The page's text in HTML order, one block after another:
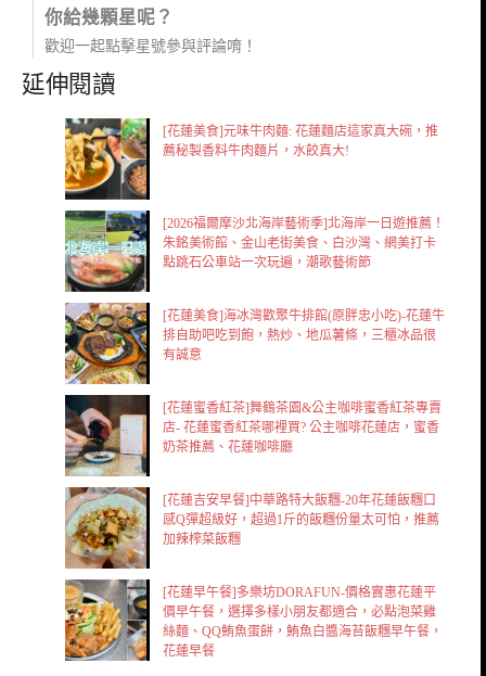
你給幾顆星呢？
歡迎一起點擊星號參與評論唷！
延伸閱讀
[花蓮美食]元味牛肉麵: 花蓮麵店這家真大碗，推
薦秘製香料牛肉麵片，水餃真大!
[2026福爾摩沙北海岸藝術季]北海岸一日遊推薦！
朱銘美術館、金山老街美食、白沙灣、網美打卡
點跳石公車站一次玩遍，潮歌藝術節
[花蓮美食]海冰灣歡聚牛排館(原胖忠小吃)-花蓮牛
排自助吧吃到飽，熱炒、地瓜薯條，三櫃冰品很
有誠意
[花蓮蜜香紅茶]舞鶴茶園&公主咖啡蜜香紅茶專賣
店- 花蓮蜜香紅茶哪裡買? 公主咖啡花蓮店，蜜香
奶茶推薦、花蓮咖啡廳
[花蓮吉安早餐]中華路特大飯糰-20年花蓮飯糰口
感Q彈超級好，超過1斤的飯糰份量太可怕，推薦
加辣榨菜飯糰
[花蓮早午餐]多樂坊DORAFUN-價格實惠花蓮平
價早午餐，選擇多樣小朋友都適合，必點泡菜雞
絲麵、QQ鮪魚蛋餅，鮪魚白醬海苔飯糰早午餐，
花蓮早餐